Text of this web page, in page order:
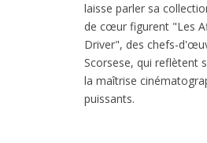
laisse parler sa
de cœur figurent "Les
Driver", des chefs-
Scorsese, qui reflètent
la maîtrise
puissants.